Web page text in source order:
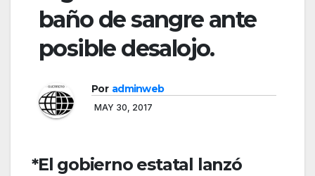
baño de sangre ante
posible desalojo.
Por adminweb
MAY 30, 2017
*El gobierno estatal lanzó